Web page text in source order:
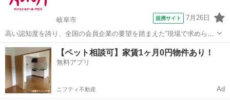
岐阜市 提携サイト 7月26日
高い認知度を誇り、全国の会員企業の要望を踏まえた“現場で求められ
ているスキル”、つまり実務を強く想定したスキルが身につく「日商PC
検定 データ活用2級」の取得に向けた学習を行います。
岐阜 岐阜市 その他
【ペット相談可】家賃1ヶ月0円物件あり！
無料アプリ
ニフティ不動産 Ad